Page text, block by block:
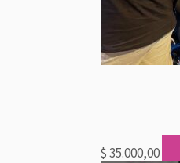
$35.000,00